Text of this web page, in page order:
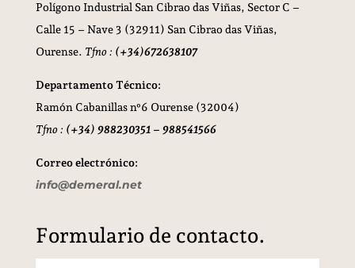
Polígono Industrial San Cibrao das Viñas, Sector C –
Calle 15 – Nave 3 (32911) San Cibrao das Viñas,
Ourense. Tfno : (+34)672638107
Departamento Técnico:
Ramón Cabanillas nº6 Ourense (32004)
Tfno : (+34) 988230351 – 988541566
Correo electrónico:
info@demeral.net
Formulario de contacto.